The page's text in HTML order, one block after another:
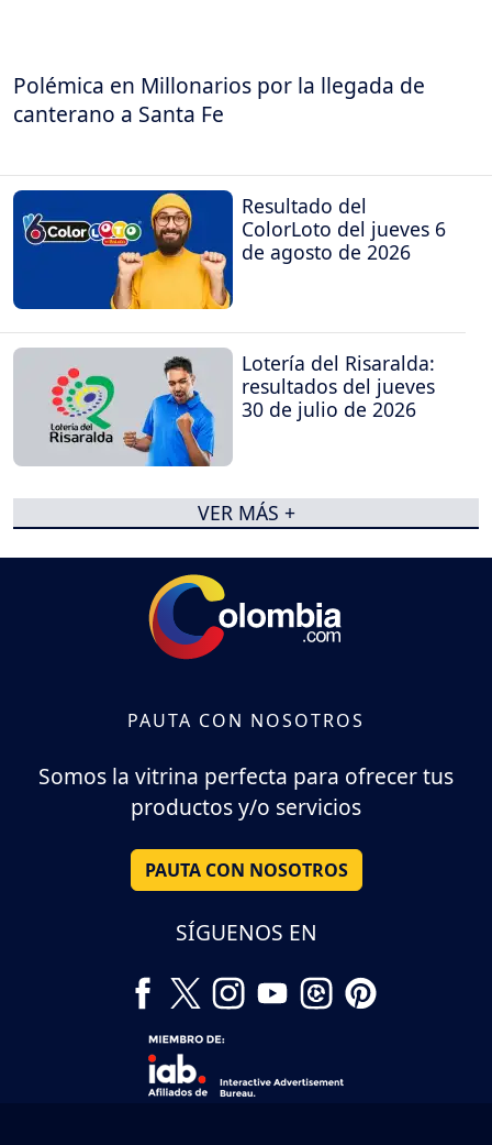
Polémica en Millonarios por la llegada de
canterano a Santa Fe
Resultado del
ColorLoto del jueves 6
de agosto de 2026
Lotería del Risaralda:
resultados del jueves
30 de julio de 2026
VER MÁS +
PAUTA CON NOSOTROS
Somos la vitrina perfecta para ofrecer tus
productos y/o servicios
PAUTA CON NOSOTROS
SÍGUENOS EN